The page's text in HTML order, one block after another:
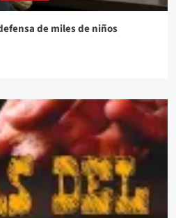
de miles de niños